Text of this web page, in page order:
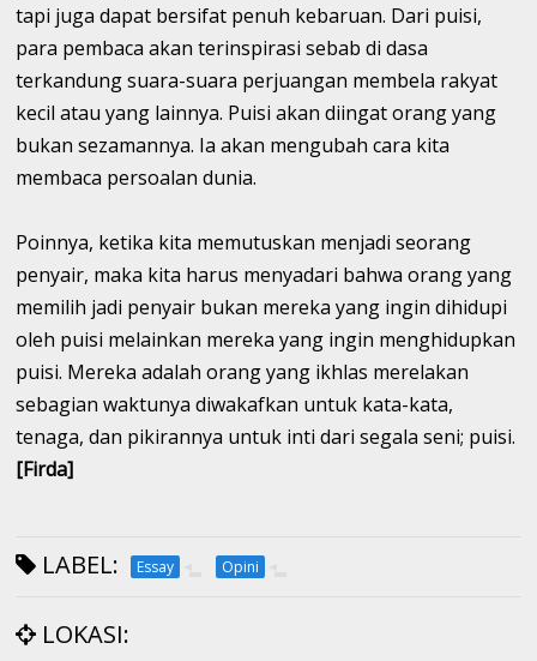
tapi juga dapat bersifat penuh kebaruan. Dari puisi,
para pembaca akan terinspirasi sebab di dasa
terkandung suara-suara perjuangan membela rakyat
kecil atau yang lainnya. Puisi akan diingat orang yang
bukan sezamannya. Ia akan mengubah cara kita
membaca persoalan dunia.
Poinnya, ketika kita memutuskan menjadi seorang
penyair, maka kita harus menyadari bahwa orang yang
memilih jadi penyair bukan mereka yang ingin dihidupi
oleh puisi melainkan mereka yang ingin menghidupkan
puisi. Mereka adalah orang yang ikhlas merelakan
sebagian waktunya diwakafkan untuk kata-kata,
tenaga, dan pikirannya untuk inti dari segala seni; puisi.
[Firda]
LABEL: Essay Opini
LOKASI: